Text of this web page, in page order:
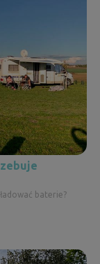
baterie?